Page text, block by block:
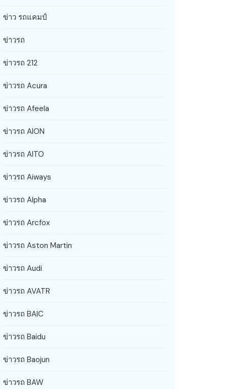
ข่าว รถแคมป์
ข่าวรถ
ข่าวรถ 212
ข่าวรถ Acura
ข่าวรถ Afeela
ข่าวรถ AION
ข่าวรถ AITO
ข่าวรถ Aiways
ข่าวรถ Alpha
ข่าวรถ Arcfox
ข่าวรถ Aston Martin
ข่าวรถ Audi
ข่าวรถ AVATR
ข่าวรถ BAIC
ข่าวรถ Baidu
ข่าวรถ Baojun
ข่าวรถ BAW